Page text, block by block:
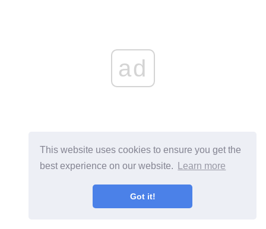
This website uses cookies to ensure you get the
best experience on our website.
Learn more
Got it!
ad